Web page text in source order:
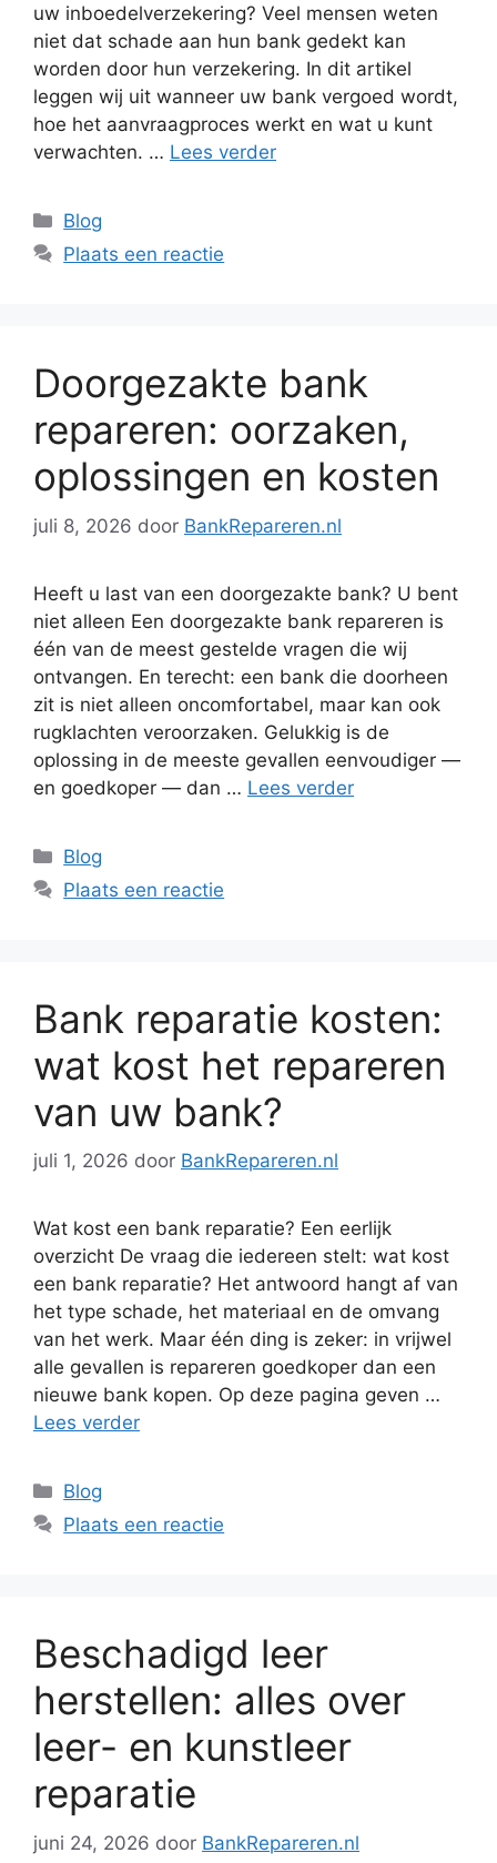
uw inboedelverzekering? Veel mensen weten
niet dat schade aan hun bank gedekt kan
worden door hun verzekering. In dit artikel
leggen wij uit wanneer uw bank vergoed wordt,
hoe het aanvraagproces werkt en wat u kunt
verwachten. … Lees verder
Categorieën
Blog
Plaats een reactie
Doorgezakte bank
repareren: oorzaken,
oplossingen en kosten
juli 8, 2026 door BankRepareren.nl
Heeft u last van een doorgezakte bank? U bent
niet alleen Een doorgezakte bank repareren is
één van de meest gestelde vragen die wij
ontvangen. En terecht: een bank die doorheen
zit is niet alleen oncomfortabel, maar kan ook
rugklachten veroorzaken. Gelukkig is de
oplossing in de meeste gevallen eenvoudiger —
en goedkoper — dan … Lees verder
Categorieën
Blog
Plaats een reactie
Bank reparatie kosten:
wat kost het repareren
van uw bank?
juli 1, 2026 door BankRepareren.nl
Wat kost een bank reparatie? Een eerlijk
overzicht De vraag die iedereen stelt: wat kost
een bank reparatie? Het antwoord hangt af van
het type schade, het materiaal en de omvang
van het werk. Maar één ding is zeker: in vrijwel
alle gevallen is repareren goedkoper dan een
nieuwe bank kopen. Op deze pagina geven …
Lees verder
Categorieën
Blog
Plaats een reactie
Beschadigd leer
herstellen: alles over
leer- en kunstleer
reparatie
juni 24, 2026 door BankRepareren.nl